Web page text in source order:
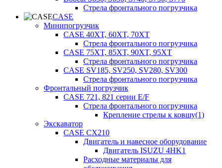
Стрела фронтального погрузчика
CASE
Минипогрузчик
CASE 40XT, 60XT, 70XT
Стрела фронтального погрузчика
CASE 75XT, 85XT, 90XT, 95XT
Стрела фронтального погрузчика
CASE SV185, SV250, SV280, SV300
Стрела фронтального погрузчика
Фронтальный погрузчик
CASE 721, 821 серии E/F
Стрела фронтального погрузчика
Крепление стрелы к ковшу(1)
Экскаватор
CASE CX210
Двигатель и навесное оборудование
Двигатель ISUZU 4HK1
Расходные материалы для